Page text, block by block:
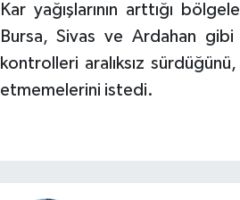
Kar yağışlarının arttığı
Bursa, Sivas ve Ardahan
kontrolleri aralıksız
etmemelerini istedi.